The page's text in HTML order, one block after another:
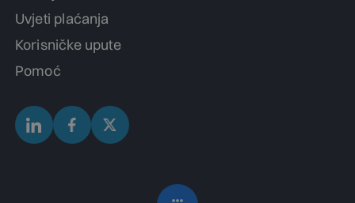
Uvjeti plaćanja
Korisničke upute
Pomoć